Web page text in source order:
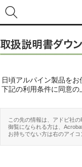
日頃アルパイン製品を
下記の利用条件に同意の
この先の情報は、アドビ社
御覧になられる方は、
お持ちでない方は右のアイコ